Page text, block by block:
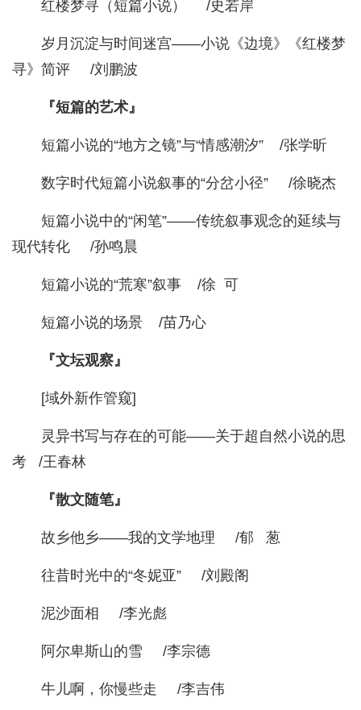
红楼梦寻（短篇小说） /史若岸
岁月沉淀与时间迷宫——小说《边境》《红楼梦
寻》简评 /刘鹏波
『短篇的艺术』
短篇小说的“地方之镜”与“情感潮汐” /张学昕
数字时代短篇小说叙事的“分岔小径” /徐晓杰
短篇小说中的“闲笔”——传统叙事观念的延续与
现代转化 /孙鸣晨
短篇小说的“荒寒”叙事 /徐 可
短篇小说的场景 /苗乃心
『文坛观察』
[域外新作管窥]
灵异书写与存在的可能——关于超自然小说的思
考 /王春林
『散文随笔』
故乡他乡——我的文学地理 /郁 葱
往昔时光中的“冬妮亚” /刘殿阁
泥沙面相 /李光彪
阿尔卑斯山的雪 /李宗德
牛儿啊，你慢些走 /李吉伟